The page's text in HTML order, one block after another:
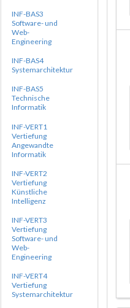
INF-BAS3
Software- und
Web-
Engineering
INF-BAS4
Systemarchitektur
INF-BAS5
Technische
Informatik
INF-VERT1
Vertiefung
Angewandte
Informatik
INF-VERT2
Vertiefung
Künstliche
Intelligenz
INF-VERT3
Vertiefung
Software- und
Web-
Engineering
INF-VERT4
Vertiefung
Systemarchitektur